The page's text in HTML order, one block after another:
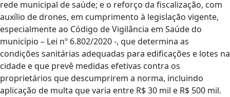
rede municipal de saúde; e o reforço da fiscalização, com
auxílio de drones, em cumprimento à legislação vigente,
especialmente ao Código de Vigilância em Saúde do
município – Lei nº 6.802/2020 -, que determina as
condições sanitárias adequadas para edificações e lotes na
cidade e que prevê medidas efetivas contra os
proprietários que descumprirem a norma, incluindo
aplicação de multa que varia entre R$ 30 mil e R$ 500 mil.